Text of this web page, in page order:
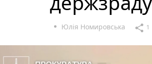
Юлія Номировська share 1